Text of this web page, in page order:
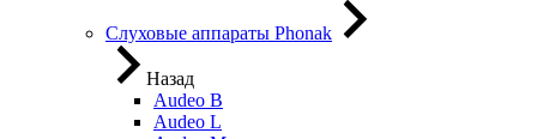
Слуховые аппараты Phonak
Назад
Audeo B
Audeo L